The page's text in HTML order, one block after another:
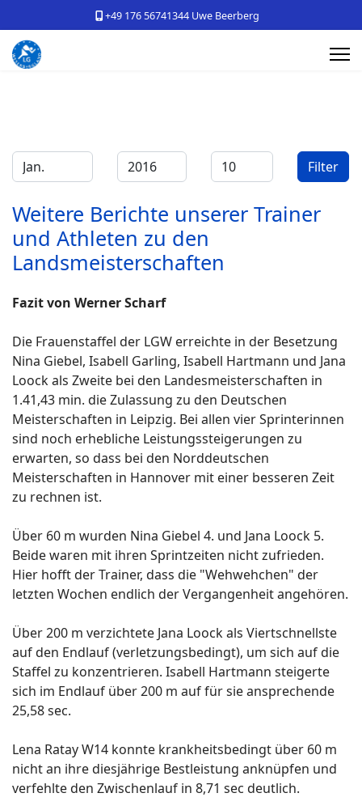
+49 176 56741344 Uwe Beerberg
Filter
Monat Jahr Anzeige # Filter
Weitere Berichte unserer Trainer
und Athleten zu den
Landsmeisterschaften
Fazit von Werner Scharf
Die Frauenstaffel der LGW erreichte in der Besetzung
Nina Giebel, Isabell Garling, Isabell Hartmann und Jana
Loock als Zweite bei den Landesmeisterschaften in
1.41,43 min. die Zulassung zu den Deutschen
Meisterschaften in Leipzig. Bei allen vier Sprinterinnen
sind noch erhebliche Leistungssteigerungen zu
erwarten, so dass bei den Norddeutschen
Meisterschaften in Hannover mit einer besseren Zeit
zu rechnen ist.
Über 60 m wurden Nina Giebel 4. und Jana Loock 5.
Beide waren mit ihren Sprintzeiten nicht zufrieden.
Hier hofft der Trainer, dass die "Wehwehchen" der
letzten Wochen endlich der Vergangenheit angehören.
Über 200 m verzichtete Jana Loock als Viertschnellste
auf den Endlauf (verletzungsbedingt), um sich auf die
Staffel zu konzentrieren. Isabell Hartmann steigerte
sich im Endlauf über 200 m auf für sie ansprechende
25,58 sec.
Lena Ratay W14 konnte krankheitsbedingt über 60 m
nicht an ihre diesjährige Bestleistung anknüpfen und
verfehlte den Zwischenlauf in 8,71 sec deutlich.